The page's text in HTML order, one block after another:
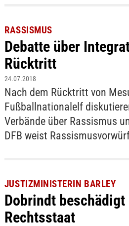
RASSISMUS
Debatte über
Rücktritt
24.07.2018
Nach dem Rücktritt von
Fußballnationalelf
Verbände über Rassismus
DFB weist
JUSTIZMINISTERIN BARLEY
Dobrindt beschädigt
Rechtsstaat